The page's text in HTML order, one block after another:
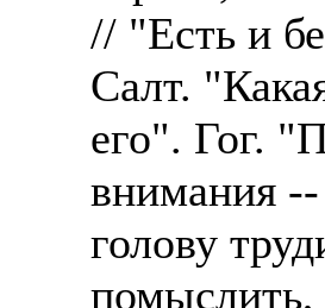
// "Есть и
Салт.
его". Гог.
внимания
голову
помыслить,